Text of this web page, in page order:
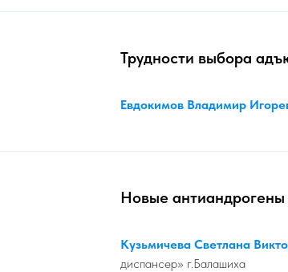
Трудности выбора
Евдокимов Владимир
Новые антиандрогены
Кузьмичева Светлана
диспансер» г.Балашиха